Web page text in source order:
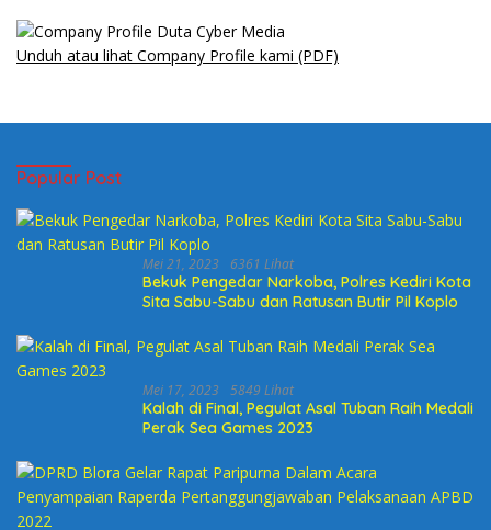
Unduh atau lihat Company Profile kami (PDF)
Popular Post
Mei 21, 2023 6361 Lihat
Bekuk Pengedar Narkoba, Polres Kediri Kota
Sita Sabu-Sabu dan Ratusan Butir Pil Koplo
Mei 17, 2023 5849 Lihat
Kalah di Final, Pegulat Asal Tuban Raih Medali
Perak Sea Games 2023